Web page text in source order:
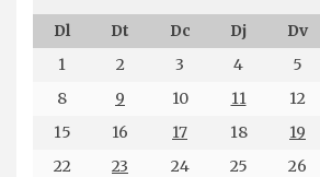
Dl Dt Dc Dj Dv
1
2 3 4 5
8
9 10 11 12
15
16 17 18 19
22
23 24 25 26